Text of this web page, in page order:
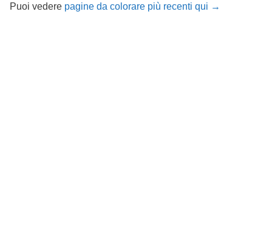
Puoi vedere pagine da colorare più recenti qui →